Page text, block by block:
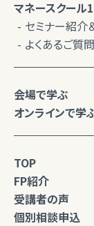
マネースクール
セミナー紹介
よくあるご質問
会場で学ぶ
オンラインで学
TOP
FP紹介
受講者の声
個別相談申込